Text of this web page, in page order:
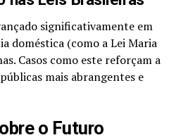
significativamente em
doméstica (como a Lei Maria
Casos como este reforçam a
mais abrangentes e
o Futuro